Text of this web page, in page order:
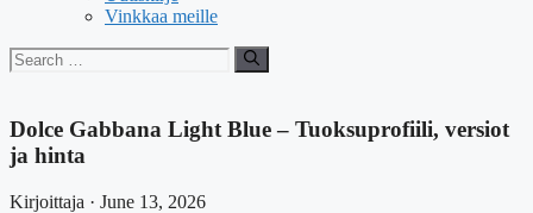
Vinkkaa meille
Search
for:
Dolce Gabbana Light Blue – Tuoksuprofiili, versiot
ja hinta
Kirjoittaja · June 13, 2026